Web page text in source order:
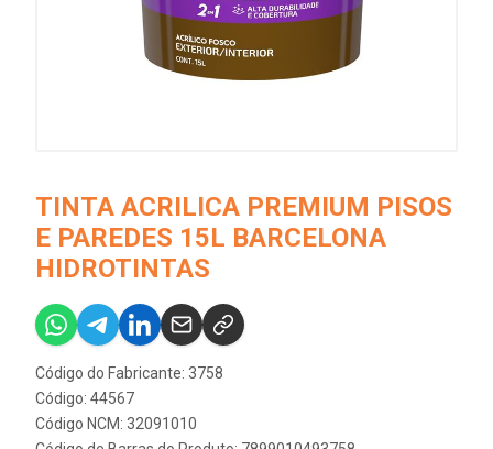
TINTA ACRILICA PREMIUM PISOS
E PAREDES 15L BARCELONA
HIDROTINTAS
Código do Fabricante: 3758
Código: 44567
Código NCM: 32091010